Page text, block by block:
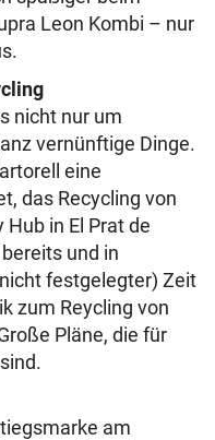
Leon Kombi – nur
nicht nur um
vernünftige Dinge.
eine
das Recycling von
in El Prat de
und in
festgelegter) Zeit
zum Reycling von
Pläne, die für
am